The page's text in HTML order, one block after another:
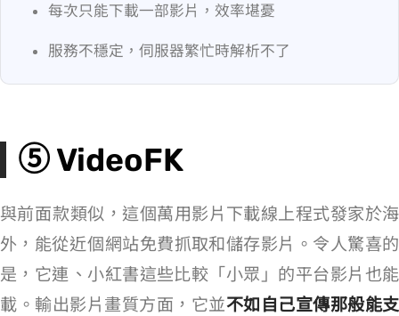
每次只能下載一部影片，效率堪憂
服務不穩定，伺服器繁忙時解析不了
⑤ VideoFK
與前面 3 款類似， 這個萬用影片下載線上程式發家於海
外，能從近 70 個網站免費抓取和儲存影片。令人驚喜的
是，它連 Threads、小紅書這些比較「小眾」的平台影片也能
載。輸出影片畫質方面，它並不如自己宣傳那般能支